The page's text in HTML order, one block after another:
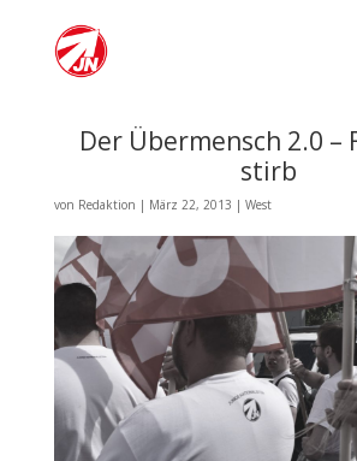
Der Übermensch 2.0 –
stirb
von Redaktion | März 22, 2013 | West